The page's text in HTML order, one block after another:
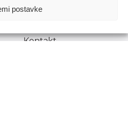
postavke
je uz navođenje izvora.
Kontakt